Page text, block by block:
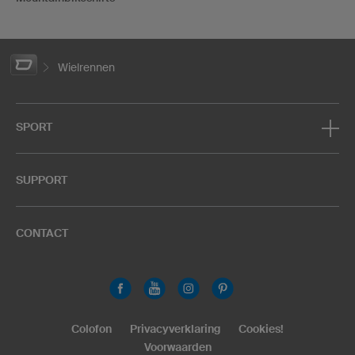
Wielrennen
SPORT
SUPPORT
CONTACT
Colofon Privacyverklaring
Cookies!
Voorwaarden